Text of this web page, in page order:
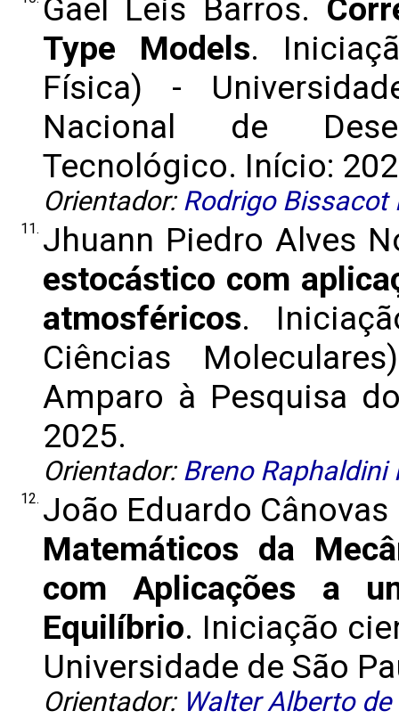
Gael Leis Barros.
Type Models.
Física) -
Nacional de
Tecnológico. Início:
Orientador: Rodrigo Bissacot
11. Jhuann Piedro Alves
estocástico com
atmosféricos.
Ciências
Amparo à Pesquisa
2025.
Orientador: Breno Raphaldini
12. João Eduardo
Matemáticos da
com Aplicações a
Equilíbrio. Iniciação
Universidade de São
Orientador: Walter Alberto